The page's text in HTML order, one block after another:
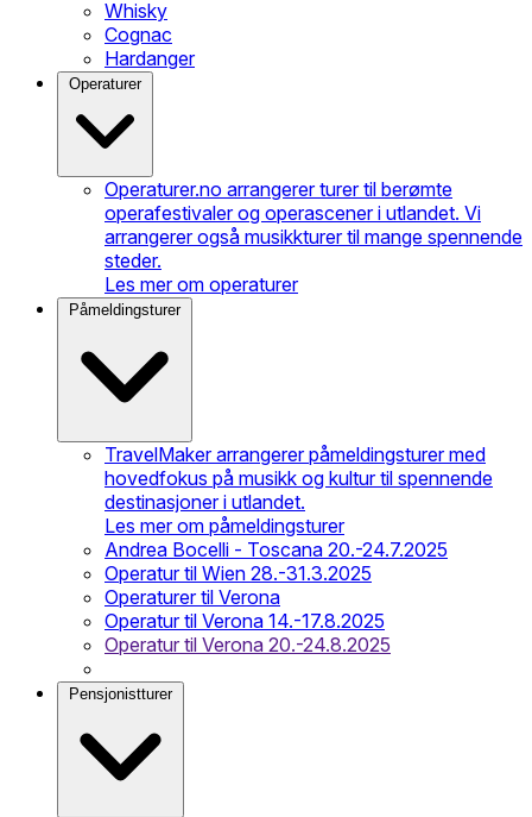
Whisky
Cognac
Hardanger
Operaturer
Operaturer.no arrangerer turer til berømte
operafestivaler og operascener i utlandet. Vi
arrangerer også musikkturer til mange spennende
steder.
Les mer om operaturer
Påmeldingsturer
TravelMaker arrangerer påmeldingsturer med
hovedfokus på musikk og kultur til spennende
destinasjoner i utlandet.
Les mer om påmeldingsturer
Andrea Bocelli - Toscana 20.-24.7.2025
Operatur til Wien 28.-31.3.2025
Operaturer til Verona
Operatur til Verona 14.-17.8.2025
Operatur til Verona 20.-24.8.2025
Pensjonistturer